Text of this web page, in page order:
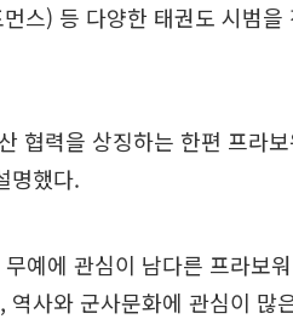
스) 등 다양한 태권도 시범을
협력을 상징하는 한편 프라
명했다.
예에 관심이 남다른 프라보
사와 군사문화에 관심이 많